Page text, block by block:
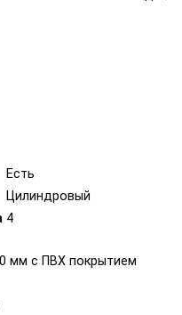
Есть
Цилиндровый
4
мм с ПВХ покрытием